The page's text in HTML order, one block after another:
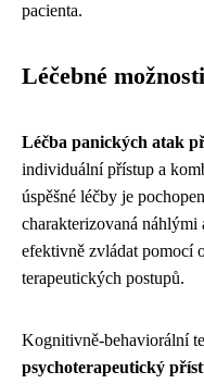
pacienta.
Léčebné
Léčba panických atak
individuální přístup a
úspěšné léčby je
charakterizovaná
efektivně zvládat pomocí
terapeutických postupů.
Kognitivně-behaviorální
psychoterapeutický